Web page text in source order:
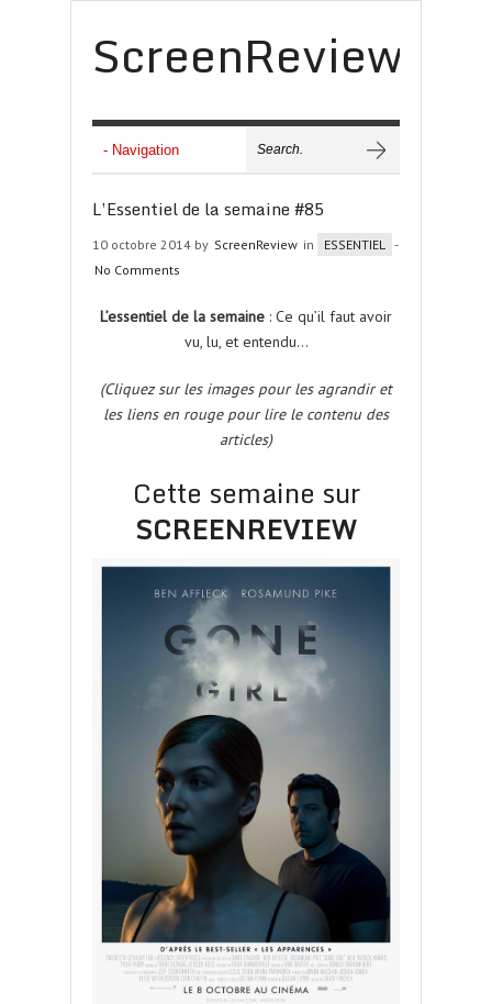
ScreenReview
L’Essentiel de la semaine #85
10 octobre 2014 by ScreenReview in ESSENTIEL -
No Comments
L’essentiel de la semaine : Ce qu’il faut avoir
vu, lu, et entendu…
(Cliquez sur les images pour les agrandir et
les liens en rouge pour lire le contenu des
articles)
Cette semaine sur
SCREENREVIEW